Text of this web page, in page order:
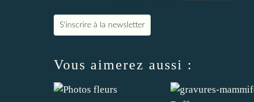
S'inscrire à la newsletter
Vous aimerez aussi :